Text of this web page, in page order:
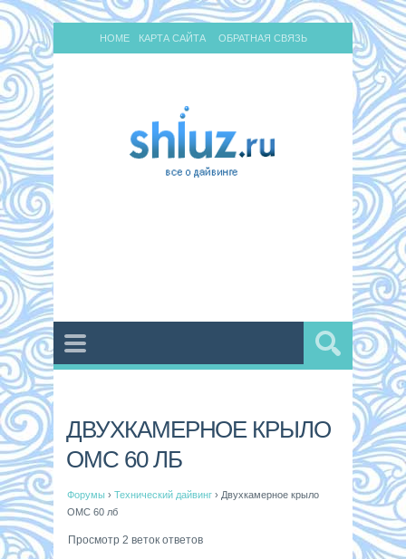
HOME КАРТА САЙТА ОБРАТНАЯ СВЯЗЬ
ДВУХКАМЕРНОЕ КРЫЛО
ОМС 60 ЛБ
Форумы › Технический дайвинг › Двухкамерное крыло
ОМС 60 лб
Просмотр 2 веток ответов